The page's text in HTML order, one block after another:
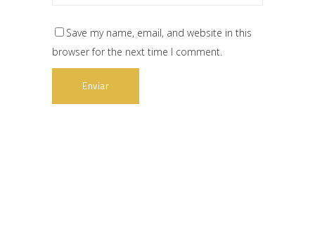
Save my name, email, and website in this
browser for the next time I comment.